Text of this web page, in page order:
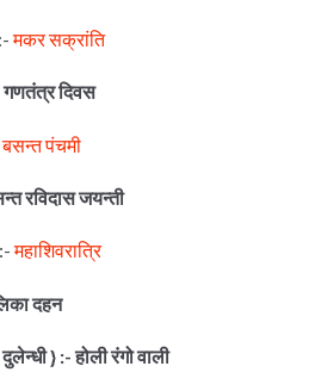
मकर सक्रांति
गणतंत्र दिवस
बसन्त पंचमी
रविदास जयन्ती
महाशिवरात्रि
दहन
} :- होली रंगो वाली